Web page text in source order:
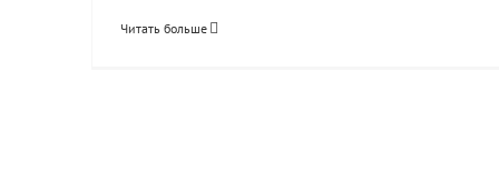
Читать больше